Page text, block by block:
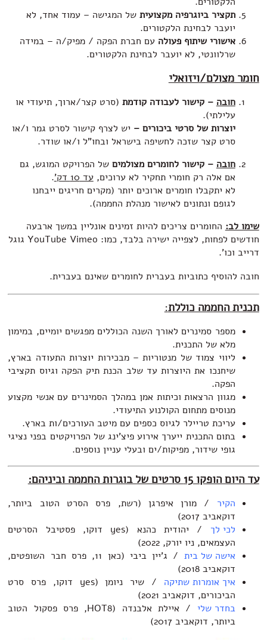
תקציר ביוגרפיהמקצועית של המגישה – עמוד אחד, לא
יועבר לבחינת הלקטורים.
אישורי שיתוף פעולה עם חברת הפקה / מפיק/ה – במידה
שרלוונטי, לא יועבר לבחינת הלקטורים.
חומר מצולם/ויזואלי
חובה – קישור לעבודה קודמת (סרט קצר/ארוך, תיעודי או
עלילתי).
יוצרות של סרטי ביכורים – יש לצרף קישור לסרט גמר ו/או
סרט קצר שזכה לחשיפה בישראל ובחו"ל ו/או שודר.
חובה – קישור לחומרים מצולמיםשל הפרויקט המוגש, גם
אם אלה רק חומרי תחקיר לא ערוכים,עד 10 דק'
.
לא יתקבלו חומרים ארוכים יותר (מקרים חריגים ייבחנו
לגופם ונתונים לאישור מנהלת החממה).
שימו לב: החומרים צריכים להיות זמינים אונליין במשך ארבעה
חודשים לפחות, לצפייה ישירה בלבד, כמו: YouTube Vimeo גוגל
דרייב וכו'.
חובה להוסיף כתוביות בעברית לחומרים שאינם בעברית.
תכנית החממה כוללת:
מספר סמינרים לאורך השנה הכוללים מפגשים יומיים, במימון
מלא של התכנית.
ליווי צמוד של מנטוריות – מבכירות יוצרות התעודה בארץ,
שיחנכו את היוצרות עד שלב הכנת תיק הפקה וגיוס תקציבי
הפקה.
מגוון הרצאות וכיתות אמן במהלך הסמינרים עם אנשי מקצוע
מנוסים מתחום הקולנוע התיעודי.
עריכת טריילר לגיוס כספים עם מיטב העורכים/ות בארץ.
בתום התכנית ייערך אירוע פיצ'ינג של הפרויקטים בפני נציגי
גופי שידור, מפיקות/ים ובעלי עניין נוספים.
עד היום הופקו 15 סרטים של בוגרות החממה וביניהם:
הקיר
/ מורן איפרגן (רשת, פרס הסרט הטוב ביותר,
דוקאביב 2017)
לכי לך
/ יהודית כהנא (yes דוקו, פסטיבל הסרטים
העצמאים, ניו יורק, 2022)
אישה של בית
/ ג'יין ביבי (כאן 11, פרס חבר השופטים,
דוקאביב 2018)
איך אומרות שתיקה
/ שיר ניומן (yes דוקו, פרס סרט
הביכורים, דוקאביב 2021)
בחדר שלי
/ איילת אלבנדה (HOT8, פרס פסקול הטוב
ביותר, דוקאביב 2017)